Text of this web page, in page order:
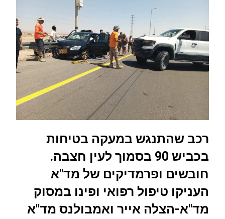
רכב שהתנגש במעקה בטיחות
בכביש 90 בסמוך לעין חצבה.
חובשים ופרמדיקים של מד"א
העניקו טיפול רפואי ופינו במסוק
מד"א-הצלה אייר ואמבולנס מד"א